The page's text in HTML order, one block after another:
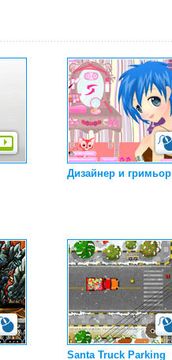
Дизайнер и гримьор
Santa Truck Parking